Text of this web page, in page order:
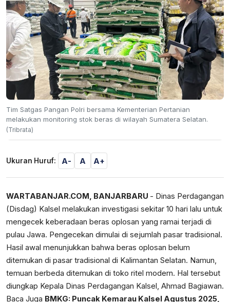
Tim Satgas Pangan Polri bersama Kementerian Pertanian
melakukan monitoring stok beras di wilayah Sumatera Selatan.
(Tribrata)
Ukuran Huruf: A- A A+
WARTABANJAR.COM, BANJARBARU - Dinas Perdagangan
(Disdag) Kalsel melakukan investigasi sekitar 10 hari lalu untuk
mengecek keberadaan beras oplosan yang ramai terjadi di
pulau Jawa. Pengecekan dimulai di sejumlah pasar tradisional.
Hasil awal menunjukkan bahwa beras oplosan belum
ditemukan di pasar tradisional di Kalimantan Selatan. Namun,
temuan berbeda ditemukan di toko ritel modern. Hal tersebut
diungkap Kepala Dinas Perdagangan Kalsel, Ahmad Bagiawan.
Baca Juga BMKG: Puncak Kemarau Kalsel Agustus 2025,